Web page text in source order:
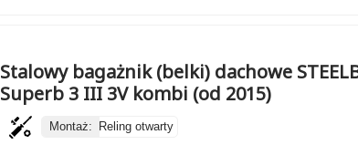
Stalowy bagażnik (belki) dachowe
Superb 3 III 3V kombi (od 2015)
Montaż: Reling otwarty